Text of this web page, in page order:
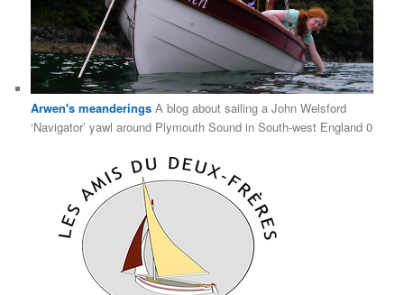
Arwen's meanderings A blog about sailing a John Welsford
‘Navigator’ yawl around Plymouth Sound in South-west England 0